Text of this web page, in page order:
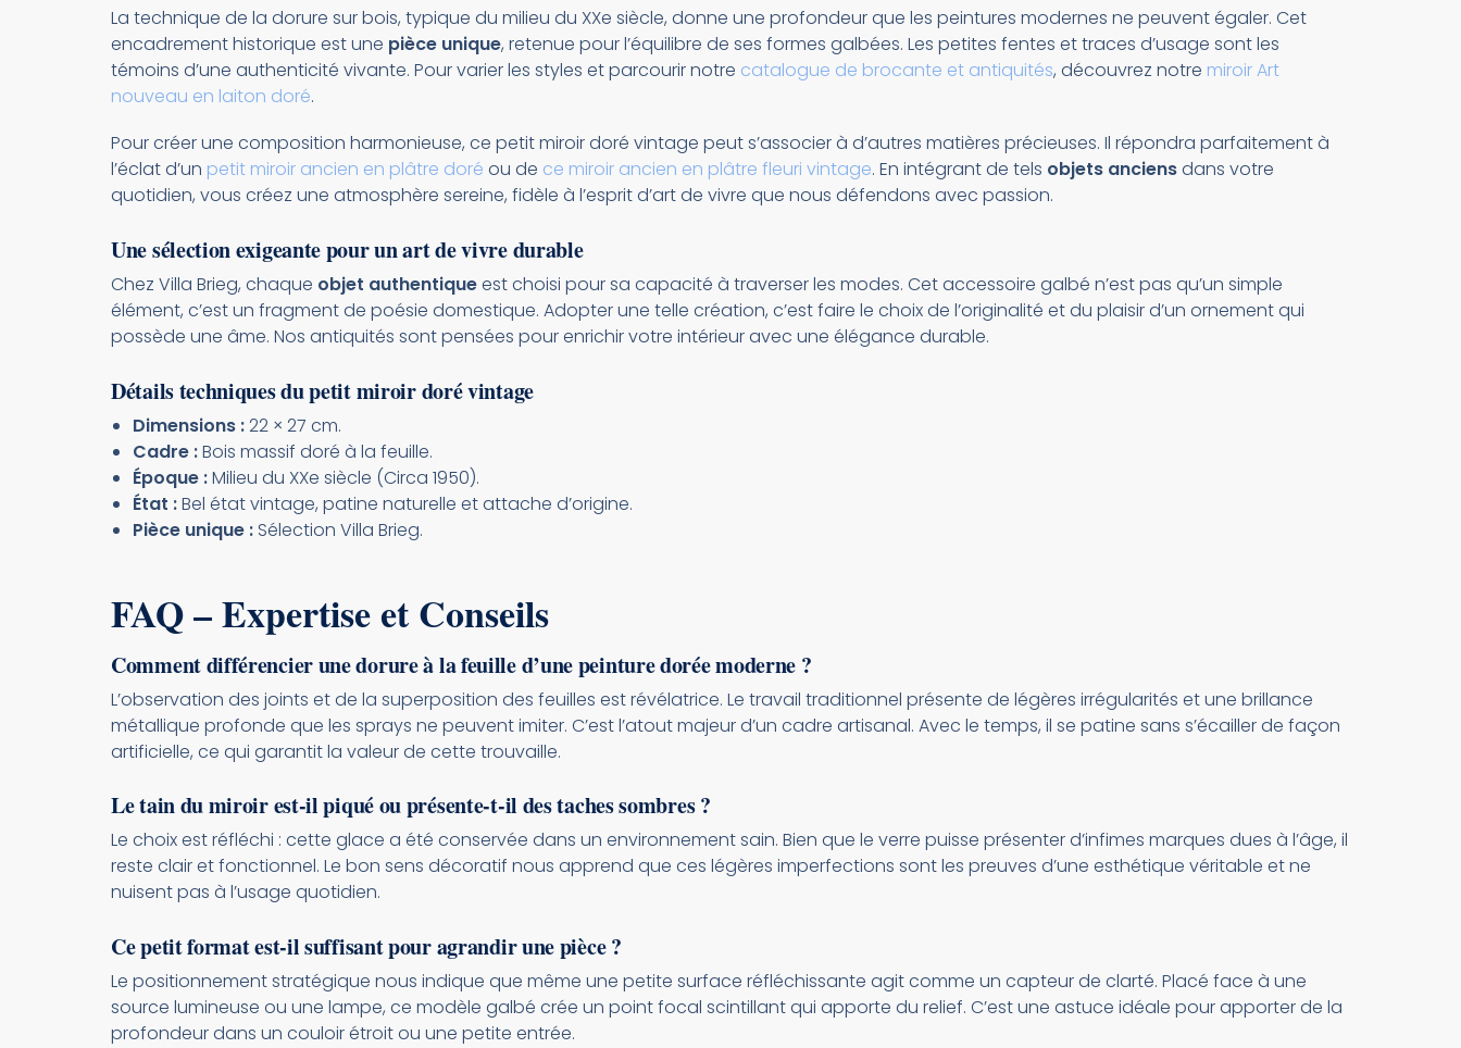
La technique de la dorure sur bois, typique du milieu du XXe siècle, donne une profondeur que les peintures modernes ne peuvent égaler. Cet
encadrement historique est une pièce unique, retenue pour l’équilibre de ses formes galbées. Les petites fentes et traces d’usage sont les
témoins d’une authenticité vivante. Pour varier les styles et parcourir notre catalogue de brocante et antiquités, découvrez notre miroir Art
nouveau en laiton doré.
Pour créer une composition harmonieuse, ce petit miroir doré vintage peut s’associer à d’autres matières précieuses. Il répondra parfaitement à
l’éclat d’un petit miroir ancien en plâtre doré ou de ce miroir ancien en plâtre fleuri vintage. En intégrant de tels objets anciensdans votre
quotidien, vous créez une atmosphère sereine, fidèle à l’esprit d’art de vivre que nous défendons avec passion.
Une sélection exigeante pour un art de vivre durable
Chez Villa Brieg, chaque objet authentiqueest choisi pour sa capacité à traverser les modes. Cet accessoire galbé n’est pas qu’un simple
élément, c’est un fragment de poésie domestique. Adopter une telle création, c’est faire le choix de l’originalité et du plaisir d’un ornement qui
possède une âme. Nos antiquités sont pensées pour enrichir votre intérieur avec une élégance durable.
Détails techniques du petit miroir doré vintage
Dimensions :22 × 27 cm.
Cadre :Bois massif doré à la feuille.
Époque :Milieu du XXe siècle (Circa 1950).
État :Bel état vintage, patine naturelle et attache d’origine.
Pièce unique : Sélection Villa Brieg.
FAQ – Expertise et Conseils
Comment différencier une dorure à la feuille d’une peinture dorée moderne ?
L’observation des joints et de la superposition des feuilles est révélatrice. Le travail traditionnel présente de légères irrégularités et une brillance
métallique profonde que les sprays ne peuvent imiter. C’est l’atout majeur d’un cadre artisanal. Avec le temps, il se patine sans s’écailler de façon
artificielle, ce qui garantit la valeur de cette trouvaille.
Le tain du miroir est-il piqué ou présente-t-il des taches sombres ?
Le choix est réfléchi : cette glace a été conservée dans un environnement sain. Bien que le verre puisse présenter d’infimes marques dues à l’âge, il
reste clair et fonctionnel. Le bon sens décoratif nous apprend que ces légères imperfections sont les preuves d’une esthétique véritable et ne
nuisent pas à l’usage quotidien.
Ce petit format est-il suffisant pour agrandir une pièce ?
Le positionnement stratégique nous indique que même une petite surface réfléchissante agit comme un capteur de clarté. Placé face à une
source lumineuse ou une lampe, ce modèle galbé crée un point focal scintillant qui apporte du relief. C’est une astuce idéale pour apporter de la
profondeur dans un couloir étroit ou une petite entrée.